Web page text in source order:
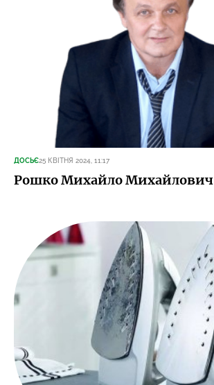
ДОСЬЄ25 КВІТНЯ 2024, 11:17
Рошко Михайло Михайлович